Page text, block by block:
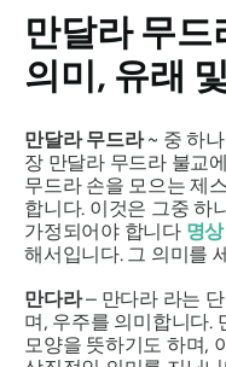
만달라 무드
의미, 유래
만달라 무드라~ 중 하
장 만달라 무드라불교
무드라손을 모으는 제
합니다. 이것은 그중 하
가정되어야 합니다 명
해서입니다. 그 의미를
만다라– 만다라라는 단
며, 우주를 의미합니다.
모양을 뜻하기도 하며,